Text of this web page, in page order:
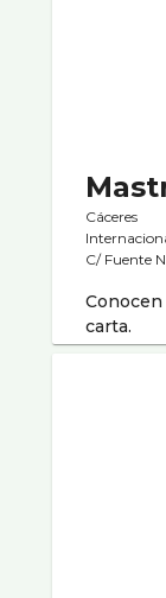
Cáceres
C/ Fuente
Conocen
carta.